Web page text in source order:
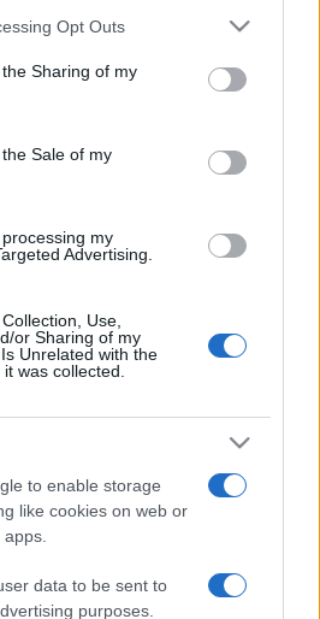
app uses one or more Google
usage behaviour. You may click to
Google and its third-party tags to
purposes in below Google
Opt Outs
Sharing of my
Sale of my
my
Advertising.
Use,
or Sharing of my
Unrelated with the
was collected.
to enable storage
like cookies on web or
apps.
data to be sent to
purposes.
gardrób is lesz a
Múzeumban
megújult állandó kiállítása.
előadásához érkezik
kistelepüléseken élő
szól, egy fiatalember története,
A falu lakói –
kerülnek – szegény családok,
alkalmi vagy